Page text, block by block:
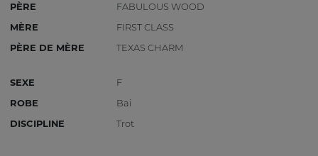
PÈRE
FABULOUS WOOD
MÈRE
FIRST CLASS
PÈRE DE MÈRE
TEXAS CHARM
SEXE
F
ROBE
Bai
DISCIPLINE
Trot